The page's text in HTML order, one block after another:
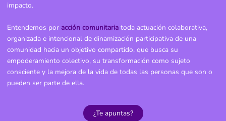
impacto.
Entendemos por acción comunitariatoda actuación colaborativa,
organizada e intencional de dinamización participativa de una
comunidad hacia un objetivo compartido, que busca su
empoderamiento colectivo, su transformación como sujeto
consciente y la mejora de la vida de todas las personas que son o
pueden ser parte de ella.
¿Te apuntas?